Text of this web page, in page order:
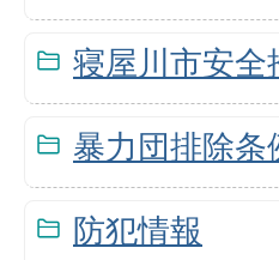
寝屋川市安全
暴力団排除条
防犯情報